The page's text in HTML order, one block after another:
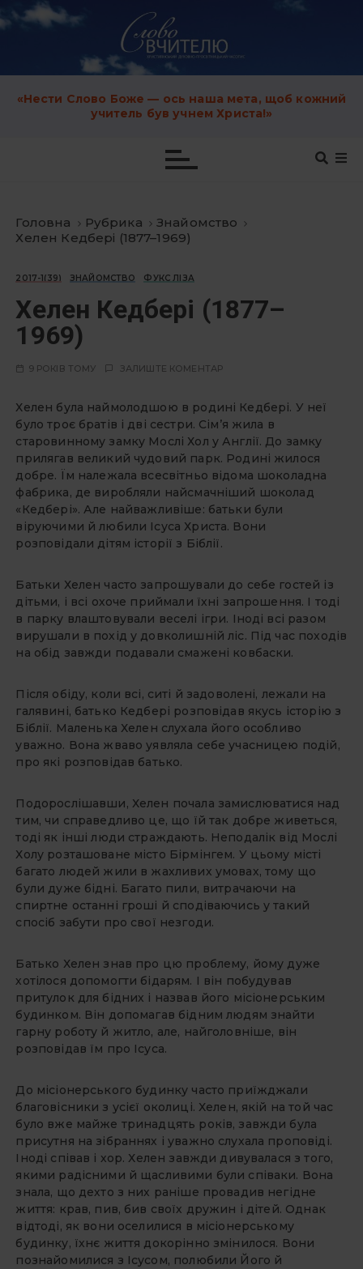
k
o
«Нести Слово Боже — ось наша мета, щоб кожний
учитель був учнем Христа!»
Головна Рубрика
Знайомство
Хелен Кедбері (1877–1969)
2017-1(39) ЗНАЙОМСТВО ФУКС ЛІЗА
Хелен Кедбері (1877–
1969)
9 РОКІВ ТОМУ ЗАЛИШТЕ КОМЕНТАР
Хелен була наймолодшою в родині Кедбері. У неї
було троє братів і дві сестри. Сім’я жила в
старовинному замку Мослі Хол у Англії. До замку
прилягав великий чудовий парк. Родині жилося
добре. Їм належала всесвітньо відома шоколадна
фабрика, де виробляли найсмачніший шоколад
«Кедбері». Але найважливіше: батьки були
віруючими й любили Iсуса Христа. Вони
розповідали дітям історії з Біблії.
Батьки Хелен часто запрошували до себе гостей із
дітьми, і всі охоче приймали їхні запрошення. I тоді
в парку влаштовували веселі ігри. Iноді всі разом
вирушали в похід у довколишній ліс. Під час походів
на обід завжди подавали смажені ковбаски.
Після обіду, коли всі, ситі й задоволені, лежали на
галявині, батько Кедбері розповідав якусь історію з
Біблії. Маленька Хелен слухала його особливо
уважно. Вона жваво уявляла себе учасницею подій,
про які розповідав батько.
Подорослішавши, Хелен почала замислюватися над
тим, чи справедливо це, що їй так добре живеться,
тоді як інші люди страждають. Неподалік від Мослі
Холу розташоване місто Бірмінгем. У цьому місті
багато людей жили в жахливих умовах, тому що
були дуже бідні. Багато пили, витрачаючи на
спиртне останні гроші й сподіваючись у такий
спосіб забути про свої незгоди.
Батько Хелен знав про цю проблему, йому дуже
хотілося допомогти бідарям. I він побудував
притулок для бідних і назвав його місіонерським
будинком. Він допомагав бідним людям знайти
гарну роботу й житло, але, найголовніше, він
розповідав їм про Iсуса.
До місіонерського будинку часто приїжджали
благовісники з усієї околиці. Хелен, якій на той час
було вже майже тринадцять років, завжди була
присутня на зібраннях і уважно слухала проповіді.
Iноді співав і хор. Хелен завжди дивувалася з того,
якими радісними й щасливими були співаки. Вона
знала, що дехто з них раніше провадив негідне
життя: крав, пив, бив своїх дружин і дітей. Однак
відтоді, як вони оселилися в місіонерському
будинку, їхнє життя докорінно змінилося. Вони
познайомилися з Iсусом, полюбили Його й